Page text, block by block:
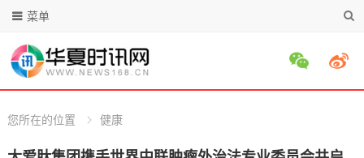
菜单
您所在的位置 健康